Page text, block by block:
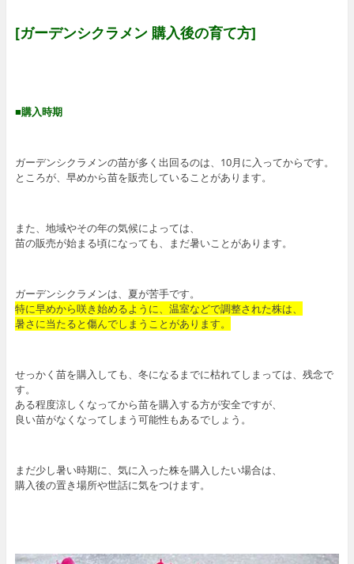
[ガーデンシクラメン 購入後の育て方]
■購入時期
ガーデンシクラメンの苗が多く出回るのは、10月に入ってからです。
ところが、早めから苗を販売していることがあります。
また、地域やその年の気候によっては、
苗の販売が始まる頃になっても、まだ暑いことがあります。
ガーデンシクラメンは、夏が苦手です。
特に早めから咲き始めるように、温室などで調整された株は、
暑さに当たると傷んでしまうことがあります。
せっかく苗を購入しても、冬になるまでに枯れてしまっては、残念で
す。
ある程度涼しくなってから苗を購入する方が安全ですが、
良い苗がなくなってしまう可能性もあるでしょう。
まだ少し暑い時期に、気に入った株を購入したい場合は、
購入後の置き場所や世話に気をつけます。